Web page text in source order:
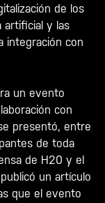
de los
artificial y las
integración con
un evento
con
presentó, entre
de toda
de H20 y el
un artículo
que el evento